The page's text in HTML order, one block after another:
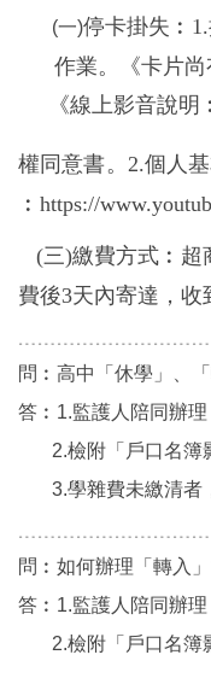
(一)停卡掛失
作業。《卡片
《線上影音說明
權同意書。 2.個人
︰https://
(三)繳費方式︰超
費後3天內寄達，
問︰高中「休學」、
答︰1.監護人陪同辦
2.檢附「戶口名簿
3.學雜費未繳清者
問︰如何辦理「轉入
答︰1.監護人陪同辦理
2.檢附「戶口名簿影